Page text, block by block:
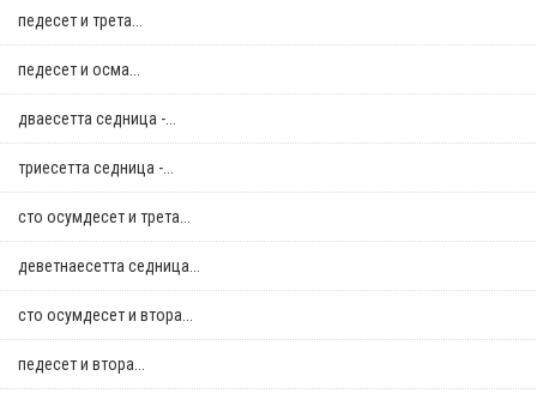
педесет и трета...
педесет и осма...
дваесетта седница -...
триесетта седница -...
сто осумдесет и трета...
деветнаесетта седница...
сто осумдесет и втора...
педесет и втора...